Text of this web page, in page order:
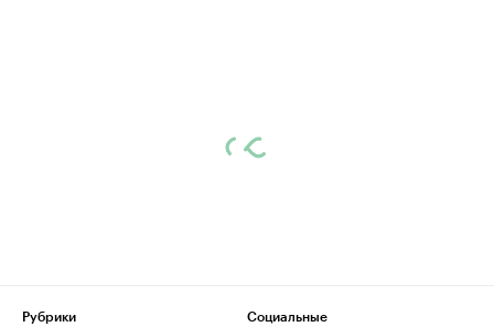
Рубрики
Социальные